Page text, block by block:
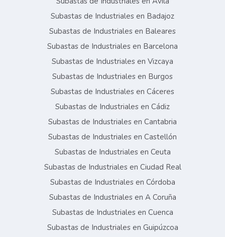
Subastas de Industriales en Badajoz
Subastas de Industriales en Baleares
Subastas de Industriales en Barcelona
Subastas de Industriales en Vizcaya
Subastas de Industriales en Burgos
Subastas de Industriales en Cáceres
Subastas de Industriales en Cádiz
Subastas de Industriales en Cantabria
Subastas de Industriales en Castellón
Subastas de Industriales en Ceuta
Subastas de Industriales en Ciudad Real
Subastas de Industriales en Córdoba
Subastas de Industriales en A Coruña
Subastas de Industriales en Cuenca
Subastas de Industriales en Guipúzcoa